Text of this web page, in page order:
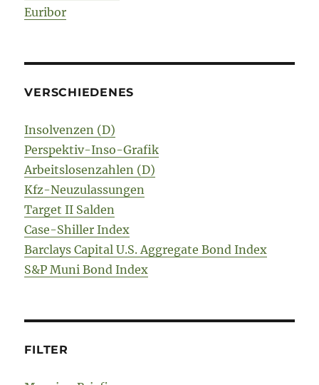
Euribor
VERSCHIEDENES
Insolvenzen (D)
Perspektiv-Inso-Grafik
Arbeitslosenzahlen (D)
Kfz-Neuzulassungen
Target II Salden
Case-Shiller Index
Barclays Capital U.S. Aggregate Bond Index
S&P Muni Bond Index
FILTER